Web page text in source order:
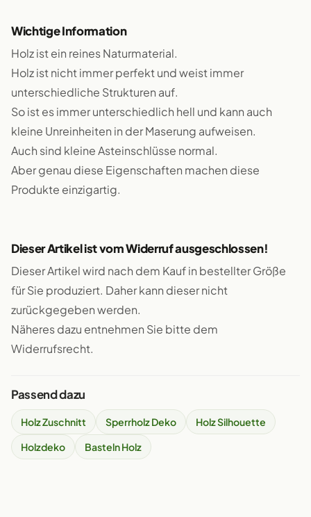
Wichtige Information
Holz ist ein reines Naturmaterial.
Holz ist nicht immer perfekt und weist immer
unterschiedliche Strukturen auf.
So ist es immer unterschiedlich hell und kann auch
kleine Unreinheiten in der Maserung aufweisen.
Auch sind kleine Asteinschlüsse normal.
Aber genau diese Eigenschaften machen diese
Produkte einzigartig.
Dieser Artikel ist vom Widerruf ausgeschlossen!
Dieser Artikel wird nach dem Kauf in bestellter Größe
für Sie produziert. Daher kann dieser nicht
zurückgegeben werden.
Näheres dazu entnehmen Sie bitte dem
Widerrufsrecht.
Passend dazu
Holz Zuschnitt Sperrholz Deko
Holz Silhouette
Holzdeko
Basteln Holz